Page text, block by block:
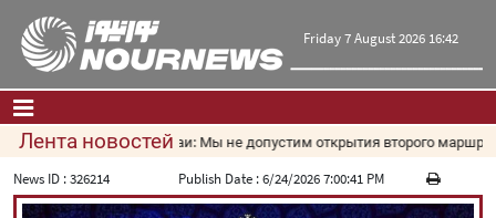
Friday 7 August 2026 16:42
Главная|Контакты|О нас
Лента новостей
Мохсен Резаи: Мы не допустим открытия второго
News ID :326214 Publish Date :6/24/2026 7:00:41 PM